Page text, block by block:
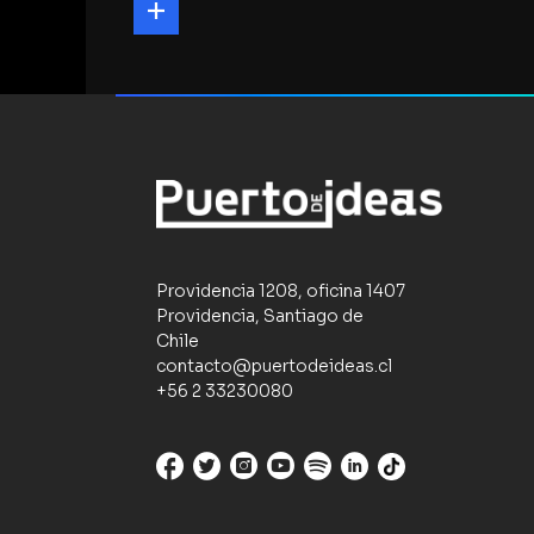
Providencia 1208, oficina 1407
Providencia, Santiago de
Chile
contacto@puertodeideas.cl
+56 2 33230080